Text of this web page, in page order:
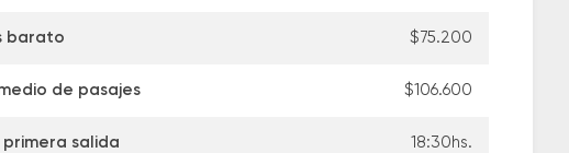
barato $75.200
de pasajes $106.600
salida 18:30hs.